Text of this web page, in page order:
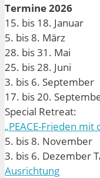
Termine 2026
15. bis 18. Januar
5. bis 8. März
28. bis 31. Mai
25. bis 28. Juni
3. bis 6. September
17. bis 20.
Special Retreat:
„PEACE-Frieden mit
5. bis 8. November
3. bis 6. Dezember
Ausrichtung